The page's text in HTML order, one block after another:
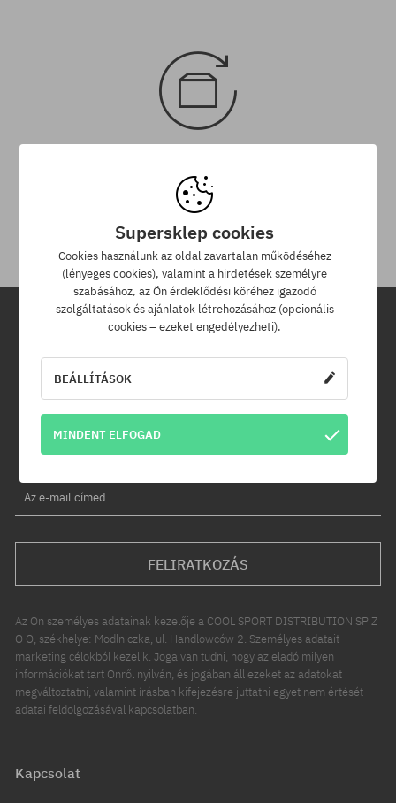
A termék visszaküldésére a csomag kézhezvételétől számítva
30 napod van.
Hírlevél
Az e-mail címed
FELIRATKOZÁS
Az Ön személyes adatainak kezelője a COOL SPORT DISTRIBUTION SP Z
O O, székhelye: Modlniczka, ul. Handlowców 2. Személyes adatait
marketing célokból kezelik. Joga van tudni, hogy az eladó milyen
információkat tart Önről nyilván, és jogában áll ezeket az adatokat
megváltoztatni, valamint írásban kifejezésre juttatni egyet nem értését
adatai feldolgozásával kapcsolatban.
Kapcsolat
Supersklep cookies
Cookies használunk az oldal zavartalan működéséhez
(lényeges cookies), valamint a hirdetések személyre
szabásához, az Ön érdeklődési köréhez igazodó
szolgáltatások és ajánlatok létrehozásához (opcionális
cookies – ezeket engedélyezheti).
BEÁLLÍTÁSOK
MINDENT ELFOGAD